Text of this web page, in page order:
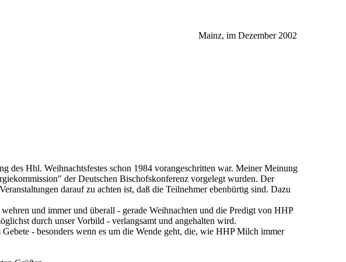
Mainz, im Dezember 2002
des Hhl. Weihnachtsfestes schon 1984 vorangeschritten war. Meiner Meinung
der Deutschen Bischofskonferenz vorgelegt wurden. Der
darauf zu achten ist, daß die Teilnehmer ebenbürtig sind. Dazu
und immer und überall - gerade Weihnachten und die Predigt von HHP
durch unser Vorbild - verlangsamt und angehalten wird.
- besonders wenn es um die Wende geht, die, wie HHP Milch immer